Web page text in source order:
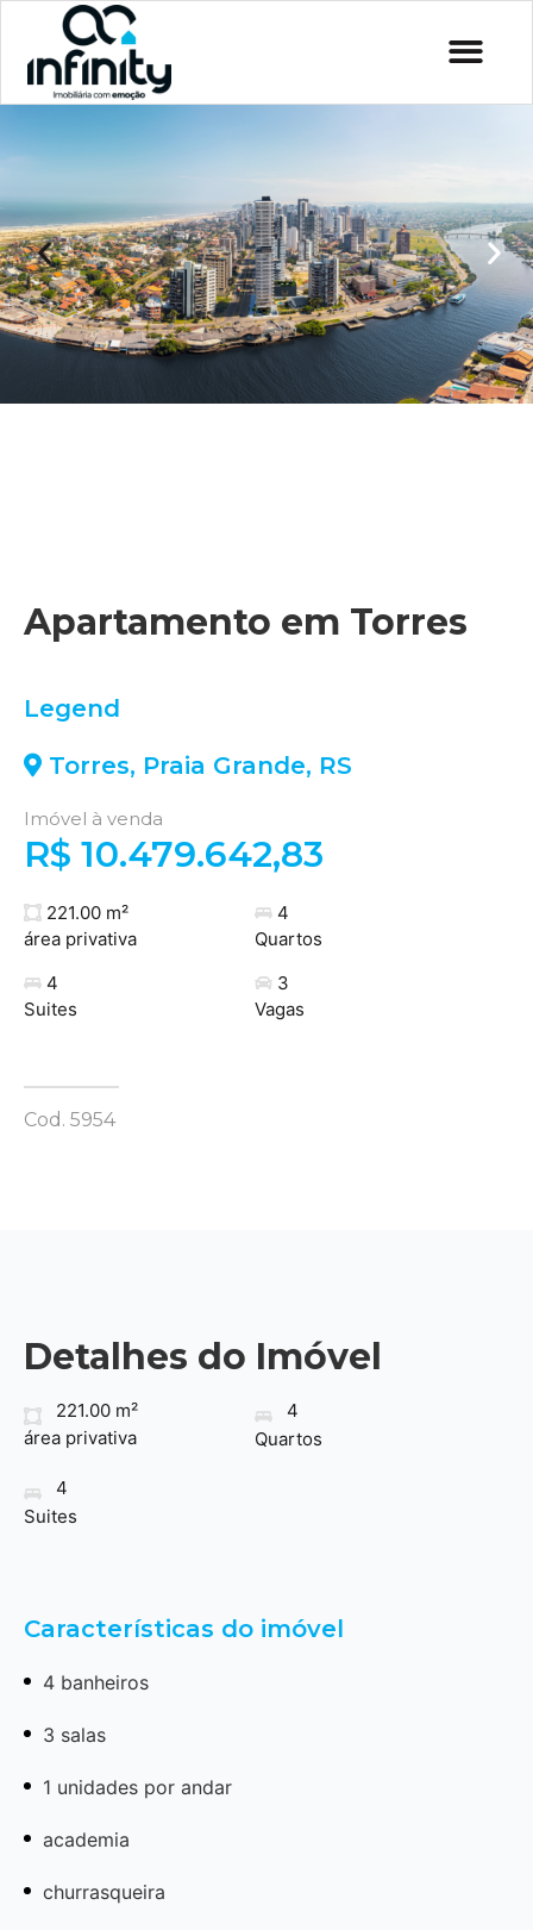
Apartamento em Torres
Legend
Torres, Praia Grande, RS
Imóvel à venda
R$ 10.479.642,83
221.00 m²
área privativa
4
Quartos
4
Suites
3
Vagas
Cod. 5954
Detalhes do Imóvel
221.00 m²
área privativa
4
Quartos
4
Suites
Características do imóvel
4 banheiros
3 salas
1 unidades por andar
academia
churrasqueira